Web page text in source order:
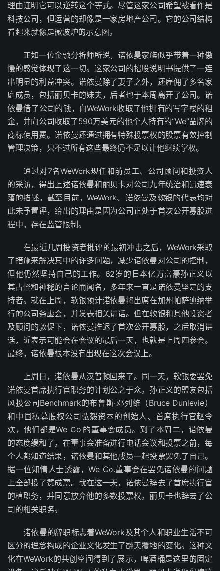
理由证明它可以逆转这个等式。尽管这家公司希望被看作是
科技公司，但运营的却像是一家房地产公司。它的公司结构
看起来就像是微波炉的示意图。
正如一位金融分析师所说，诺依曼家族似乎带着一种傲
慢的感觉体现了这一切。这家公司的招股说明书提供了一连
串明显的利益冲突。诺依曼除了妻子之外，还雇佣了多名家
庭成员，包括丽贝卡的妹夫，后者也于本周离开了公司。诺
依曼借了公司的钱，向WeWork收取了他拥有的写字楼的租
金，并向公司收取了590万美元的他个人持有的“We”品牌的
商标使用费。诺依曼还通过拥有特殊投票权的股票有效控制
管理决策，只不过所有这些最终仍不足以让他继续掌权。
通过对7名WeWork现任和前员工、公司顾问和投资人
的采访，得出上述诺依曼和丽贝卡对公司九年统治和迅速衰
落的描述。截至目前，WeWork、诺依曼及软银的代表均对
此未予置评，给出的理由是因为公司正处于首次公开募股进
程中，存在监管限制。
在最近几周投资者批评的最初冲击之后，WeWork采取
了措施来解决其中的许多问题，减少诺依曼对公司的控制，
但他仍然坚持自己的工作。62岁的日本亿万富豪孙正义以
其古怪和神秘的言论而闻名，多年来一直是诺依曼坚定的支
持者。就在上周，软银预计诺依曼将出席在加州帕萨迪纳举
行的公司务虚会，并发表相关讲话。但在软银和其他投资者
及顾问的敦促下，诺依曼推迟了首次公开募股，之后取消讲
话，近表示可能会在会议的最后一天，也就是上周四参会。
最终，诺依曼根本没有出现在这次会议上。
上周日，诺依曼从汉普顿回来了。同一天，软银要罢免
诺依曼首席执行官职务的计划公之于众。孙正义的盟友包括
风投公司Benchmark的布鲁斯·邓列维（Bruce Dunlevie）
和中国私募股权公司弘毅资本的创始人、首席执行官赵令
欢，他们都是We Co.的董事会成员。到了本周二，诺依曼
的态度缓和了。在董事会准备进行电话会议和投票之前，每
个人都知道结果，诺依曼和其他成员一起投票罢免了自己。
据一位知情人士透露，We Co.董事会在罢免诺依曼的问题
上全部投了赞成票。就在这一天，诺依曼辞去了首席执行官
的植职务，并同意放弃他的多数投票权。丽贝卡也辞去了公
司的相关职务。
诺依曼的辞职标志着WeWork及其个人和职业生活不可
区分的理念构成的企业文化发生了翻天覆地的变化。这种文
化在WeWork的共创空间得到了展示，啤酒桶是这里的固定